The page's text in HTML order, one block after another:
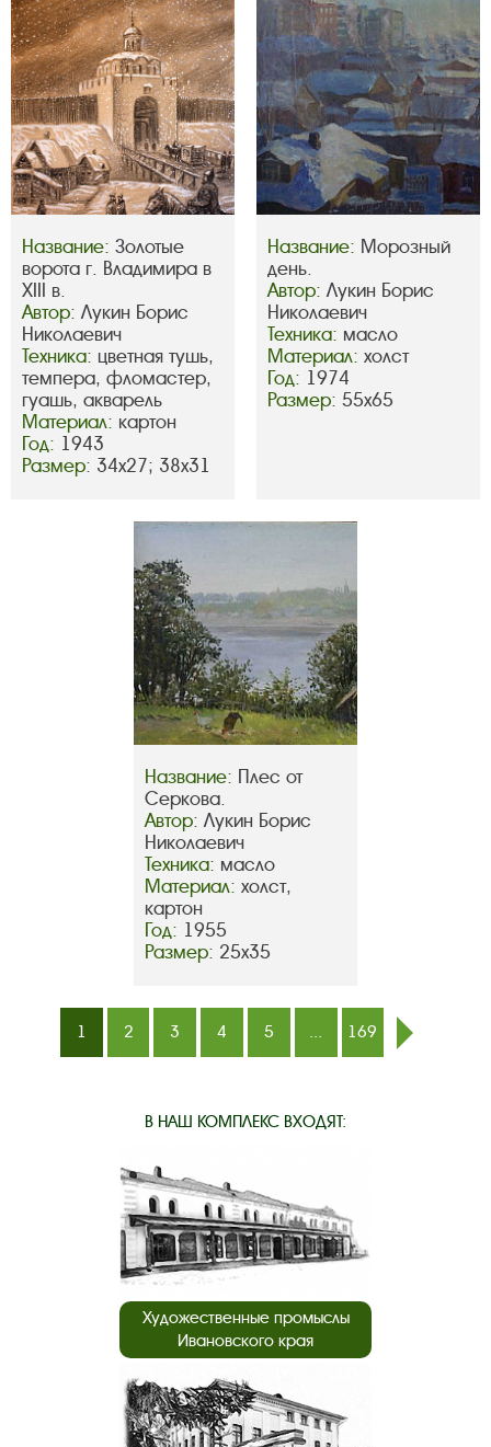
Название: Золотые
ворота г. Владимира в
XIII в.
Автор: Лукин Борис
Николаевич
Техника: цветная тушь,
темпера, фломастер,
гуашь, акварель
Материал: картон
Год: 1943
Размер: 34х27; 38х31
Название: Морозный
день.
Автор: Лукин Борис
Николаевич
Техника: масло
Материал: холст
Год: 1974
Размер: 55х65
Название: Плес от
Серкова.
Автор: Лукин Борис
Николаевич
Техника: масло
Материал: холст,
картон
Год: 1955
Размер: 25х35
1 2 3 4 5 ...
169
В НАШ КОМПЛЕКС ВХОДЯТ:
Художественные промыслы
Ивановского края